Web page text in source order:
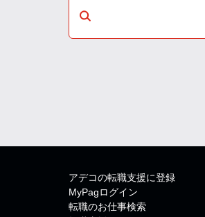
アデコの転職支援に登録
MyPagログイン
転職のお仕事検索